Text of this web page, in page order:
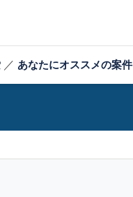
／ あなたにオススメの案件